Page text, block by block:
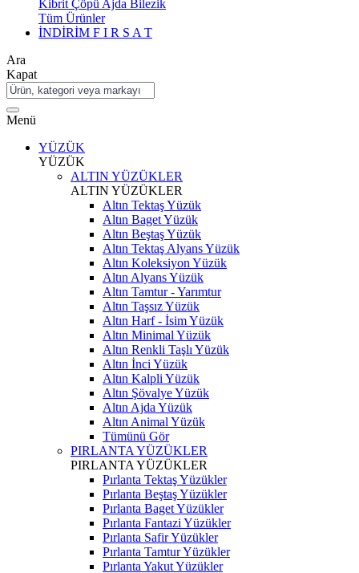
Kibrit Çöpü Ajda Bilezik
Tüm Ürünler
İNDİRİM F I R S A T
Ara
Kapat
Menü
YÜZÜK
YÜZÜK
ALTIN YÜZÜKLER
ALTIN YÜZÜKLER
Altın Tektaş Yüzük
Altın Baget Yüzük
Altın Beştaş Yüzük
Altın Tektaş Alyans Yüzük
Altın Koleksiyon Yüzük
Altın Alyans Yüzük
Altın Tamtur - Yarımtur
Altın Taşsız Yüzük
Altın Harf - İsim Yüzük
Altın Minimal Yüzük
Altın Renkli Taşlı Yüzük
Altın İnci Yüzük
Altın Kalpli Yüzük
Altın Şövalye Yüzük
Altın Ajda Yüzük
Altın Animal Yüzük
Tümünü Gör
PIRLANTA YÜZÜKLER
PIRLANTA YÜZÜKLER
Pırlanta Tektaş Yüzükler
Pırlanta Beştaş Yüzükler
Pırlanta Baget Yüzükler
Pırlanta Fantazi Yüzükler
Pırlanta Safir Yüzükler
Pırlanta Tamtur Yüzükler
Pırlanta Yakut Yüzükler